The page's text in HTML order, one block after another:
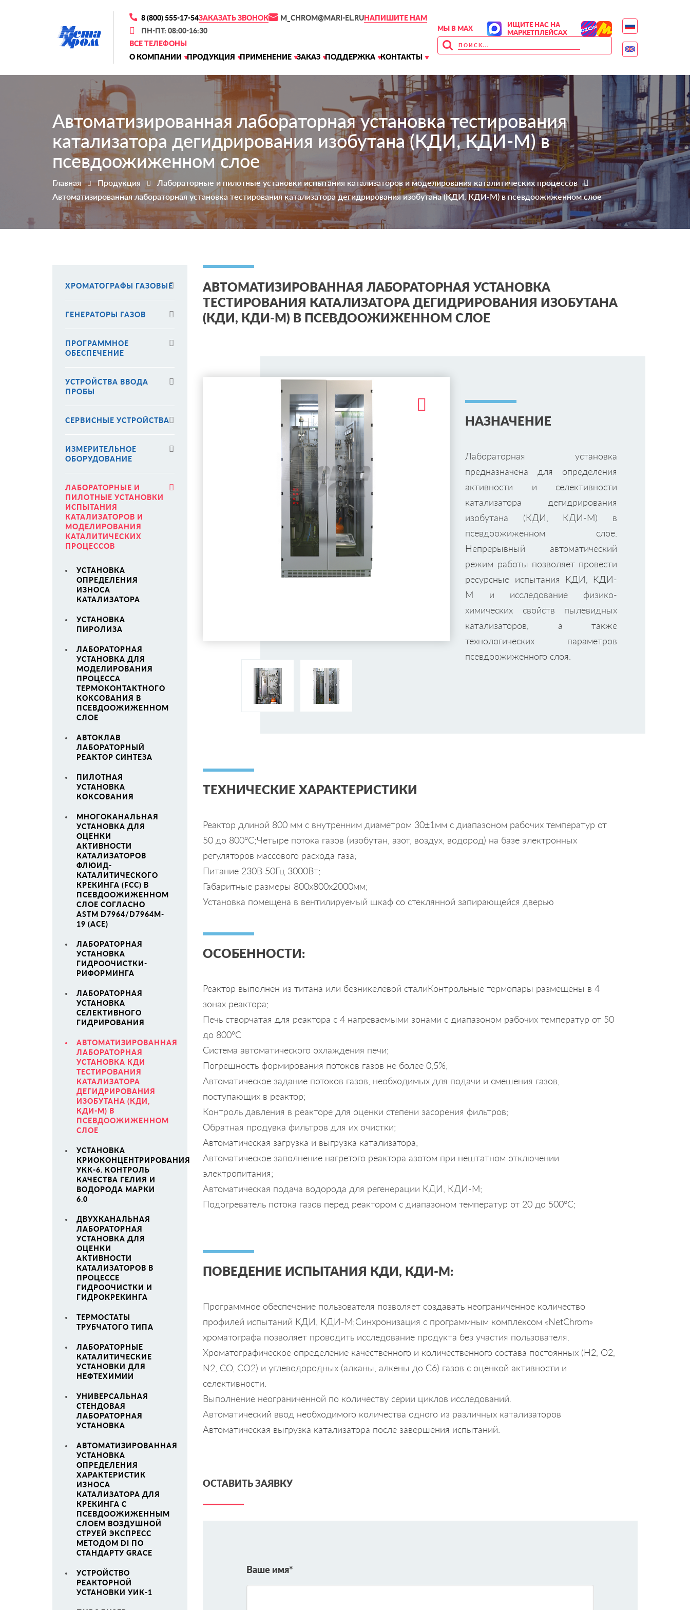
8 (800) 555-17-54ЗАКАЗАТЬ ЗВОНОК M_CHROM@MARI-EL.RUНАПИШИТЕ НАМ
ПН-ПТ: 08:00-16:30
ВСЕ ТЕЛЕФОНЫ
О КОМПАНИИ
ПРОДУКЦИЯ ПРИМЕНЕНИЕ ЗАКАЗ ПОДДЕРЖКА КОНТАКТЫ
МЫ В MAX
ИЩИТЕ НАС НА
МАРКЕТПЛЕЙСАХ
Автоматизированная лабораторная установка тестирования
катализатора дегидрирования изобутана (КДИ, КДИ-М) в
псевдоожиженном слое
Главная Продукция
Лабораторные и пилотные установки испытания катализаторов и моделирования каталитических процессов
Автоматизированная лабораторная установка тестирования катализатора дегидрирования изобутана (КДИ, КДИ-М) в псевдоожиженном слое
ХРОМАТОГРАФЫ ГАЗОВЫЕ
ГЕНЕРАТОРЫ ГАЗОВ
ПРОГРАММНОЕ
ОБЕСПЕЧЕНИЕ
УСТРОЙСТВА ВВОДА
ПРОБЫ
СЕРВИСНЫЕ УСТРОЙСТВА
ИЗМЕРИТЕЛЬНОЕ
ОБОРУДОВАНИЕ
ЛАБОРАТОРНЫЕ И
ПИЛОТНЫЕ УСТАНОВКИ
ИСПЫТАНИЯ
КАТАЛИЗАТОРОВ И
МОДЕЛИРОВАНИЯ
КАТАЛИТИЧЕСКИХ
ПРОЦЕССОВ
УСТАНОВКА
ОПРЕДЕЛЕНИЯ
ИЗНОСА
КАТАЛИЗАТОРА
УСТАНОВКА
ПИРОЛИЗА
ЛАБОРАТОРНАЯ
УСТАНОВКА ДЛЯ
МОДЕЛИРОВАНИЯ
ПРОЦЕССА
ТЕРМОКОНТАКТНОГО
КОКСОВАНИЯ В
ПСЕВДООЖИЖЕННОМ
СЛОЕ
АВТОКЛАВ
ЛАБОРАТОРНЫЙ
РЕАКТОР СИНТЕЗА
ПИЛОТНАЯ
УСТАНОВКА
КОКСОВАНИЯ
МНОГОКАНАЛЬНАЯ
УСТАНОВКА ДЛЯ
ОЦЕНКИ
АКТИВНОСТИ
КАТАЛИЗАТОРОВ
ФЛЮИД-
КАТАЛИТИЧЕСКОГО
КРЕКИНГА (FCC) В
ПСЕВДООЖИЖЕННОМ
СЛОЕ СОГЛАСНО
ASTM D7964/D7964M-
19 (ACE)
ЛАБОРАТОРНАЯ
УСТАНОВКА
ГИДРООЧИСТКИ-
РИФОРМИНГА
ЛАБОРАТОРНАЯ
УСТАНОВКА
СЕЛЕКТИВНОГО
ГИДРИРОВАНИЯ
АВТОМАТИЗИРОВАННАЯ
ЛАБОРАТОРНАЯ
УСТАНОВКА КДИ
ТЕСТИРОВАНИЯ
КАТАЛИЗАТОРА
ДЕГИДРИРОВАНИЯ
ИЗОБУТАНА (КДИ,
КДИ-М) В
ПСЕВДООЖИЖЕННОМ
СЛОЕ
УСТАНОВКА
КРИОКОНЦЕНТРИРОВАНИЯ
УКК-6. КОНТРОЛЬ
КАЧЕСТВА ГЕЛИЯ И
ВОДОРОДА МАРКИ
6.0
ДВУХКАНАЛЬНАЯ
ЛАБОРАТОРНАЯ
УСТАНОВКА ДЛЯ
ОЦЕНКИ
АКТИВНОСТИ
КАТАЛИЗАТОРОВ В
ПРОЦЕССЕ
ГИДРООЧИСТКИ И
ГИДРОКРЕКИНГА
ТЕРМОСТАТЫ
ТРУБЧАТОГО ТИПА
ЛАБОРАТОРНЫЕ
КАТАЛИТИЧЕСКИЕ
УСТАНОВКИ ДЛЯ
НЕФТЕХИМИИ
УНИВЕРСАЛЬНАЯ
СТЕНДОВАЯ
ЛАБОРАТОРНАЯ
УСТАНОВКА
АВТОМАТИЗИРОВАННАЯ
УСТАНОВКА
ОПРЕДЕЛЕНИЯ
ХАРАКТЕРИСТИК
ИЗНОСА
КАТАЛИЗАТОРА ДЛЯ
КРЕКИНГА С
ПСЕВДООЖИЖЕННЫМ
СЛОЕМ ВОЗДУШНОЙ
СТРУЕЙ ЭКСПРЕСС
МЕТОДОМ DI ПО
СТАНДАРТУ GRACE
УСТРОЙСТВО
РЕАКТОРНОЙ
УСТАНОВКИ УИК-1
АВТОМАТИЗИРОВАННАЯ ЛАБОРАТОРНАЯ УСТАНОВКА
ТЕСТИРОВАНИЯ КАТАЛИЗАТОРА ДЕГИДРИРОВАНИЯ ИЗОБУТАНА
(КДИ, КДИ-М) В ПСЕВДООЖИЖЕННОМ СЛОЕ
НАЗНАЧЕНИЕ
Лабораторная установка
предназначена для определения
активности и селективности
катализатора дегидрирования
изобутана (КДИ, КДИ-М) в
псевдоожиженном слое.
Непрерывный автоматический
режим работы позволяет провести
ресурсные испытания КДИ, КДИ-
М и исследование физико-
химических свойств пылевидных
катализаторов, а также
технологических параметров
псевдоожиженного слоя.
ТЕХНИЧЕСКИЕ ХАРАКТЕРИСТИКИ
Реактор длиной 800 мм с внутренним диаметром 30±1мм с диапазоном рабочих температур от
50 до 800°C;Четыре потока газов (изобутан, азот, воздух, водород) на базе электронных
регуляторов массового расхода газа;
Питание 230В 50Гц 3000Вт;
Габаритные размеры 800x800x2000мм;
Установка помещена в вентилируемый шкаф со стеклянной запирающейся дверью
ОСОБЕННОСТИ:
Реактор выполнен из титана или безникелевой сталиКонтрольные термопары размещены в 4
зонах реактора;
Печь створчатая для реактора с 4 нагреваемыми зонами с диапазоном рабочих температур от 50
до 800°С
Система автоматического охлаждения печи;
Погрешность формирования потоков газов не более 0,5%;
Автоматическое задание потоков газов, необходимых для подачи и смешения газов,
поступающих в реактор;
Контроль давления в реакторе для оценки степени засорения фильтров;
Обратная продувка фильтров для их очистки;
Автоматическая загрузка и выгрузка катализатора;
Автоматическое заполнение нагретого реактора азотом при нештатном отключении
электропитания;
Автоматическая подача водорода для регенерации КДИ, КДИ-М;
Подогреватель потока газов перед реактором с диапазоном температур от 20 до 500°С;
ПОВЕДЕНИЕ ИСПЫТАНИЯ КДИ, КДИ-М:
Программное обеспечение пользователя позволяет создавать неограниченное количество
профилей испытаний КДИ, КДИ-М;Синхронизация с программным комплексом «NetChrom»
хроматографа позволяет проводить исследование продукта без участия пользователя.
Хроматографическое определение качественного и количественного состава постоянных (Н2, О2,
N2, CO, CO2) и углеводородных (алканы, алкены до C6) газов с оценкой активности и
селективности.
Выполнение неограниченной по количеству серии циклов исследований.
Автоматический ввод необходимого количества одного из различных катализаторов
Автоматическая выгрузка катализатора после завершения испытаний.
ОСТАВИТЬ ЗАЯВКУ
Ваше имя*